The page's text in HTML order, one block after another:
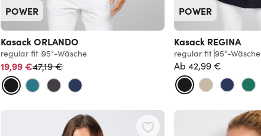
POWER
Kasack ORLANDO
regular fit 95°-Wäsche
19,99 €Normalpreis
47,19 €
POWER
Kasack REGINA
regular fit 95°-Wäsche
Ab 42,99 €